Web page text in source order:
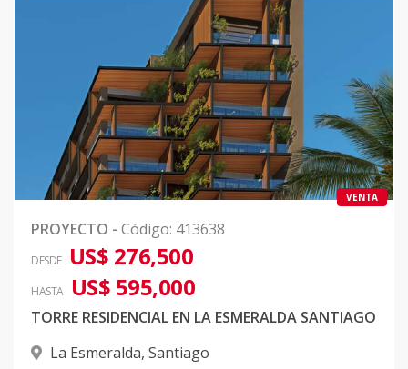
VENTA
PROYECTO - Código: 413638
DESDE US$ 276,500
HASTA US$ 595,000
TORRE RESIDENCIAL EN LA ESMERALDA SANTIAGO
La Esmeralda, Santiago